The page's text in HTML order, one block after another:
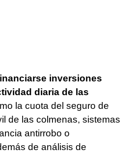
inversiones
diaria de las
la cuota del seguro de
de las colmenas, sistemas
antirrobo o
de análisis de